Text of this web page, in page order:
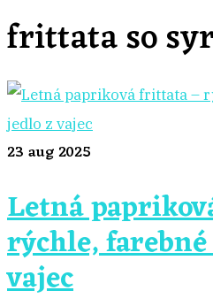
frittata so
23 aug 2025
Letná
rýchle,
vajec